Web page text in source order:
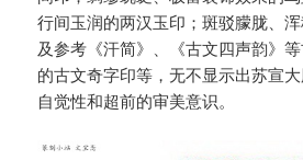
行间玉润的两汉玉印；斑驳朦胧、
及参考《汗简》、《古文四声韵》
的古文奇字印等，无不显示出苏宣
自觉性和超前的审美意识。